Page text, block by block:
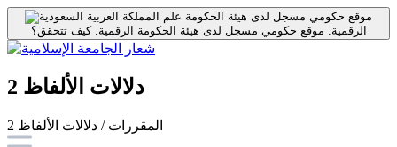
موقع حكومي مسجل لدى هيئة الحكومة
الرقمية. موقع حكومي مسجل لدى هيئة الحكومة الرقمية.كيف تتحقق؟
دلالات الألفاظ 2
المقررات / دلالات الألفاظ 2